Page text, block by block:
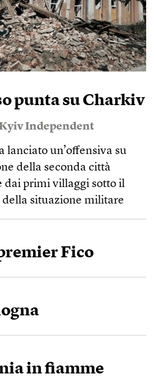
punta su Charkiv
Independent
lanciato un’offensiva su
della seconda città
dai primi villaggi sotto il
della situazione militare
Fico
in fiamme